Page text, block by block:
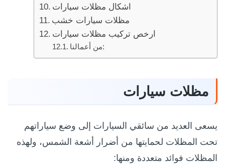
اشكال مظلات سيارات
مظلات سيارات خشب
ارخص تركيب مظلات سيارات
من أعمالنا:
مظلات سيارات
يسعى العديد من سائقي السيارات إلى وضع سياراتهم
تحت المظلات لحمايتها من أضرار أشعة الشمس، ولهذه
المظلات فوائد متعددة ومنها: